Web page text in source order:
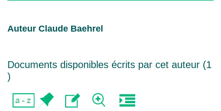
Auteur Claude Baehrel
Documents disponibles écrits par cet auteur (1
)